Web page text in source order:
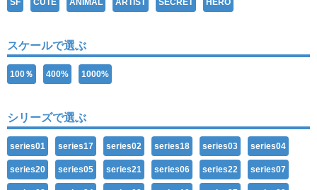
SF CUTE ANIMAL ARTIST SECRET HERO
スケールで選ぶ
100％ 400% 1000%
シリーズで選ぶ
series01 series17 series02 series18 series03 series04
series20 series05 series21 series06 series22 series07